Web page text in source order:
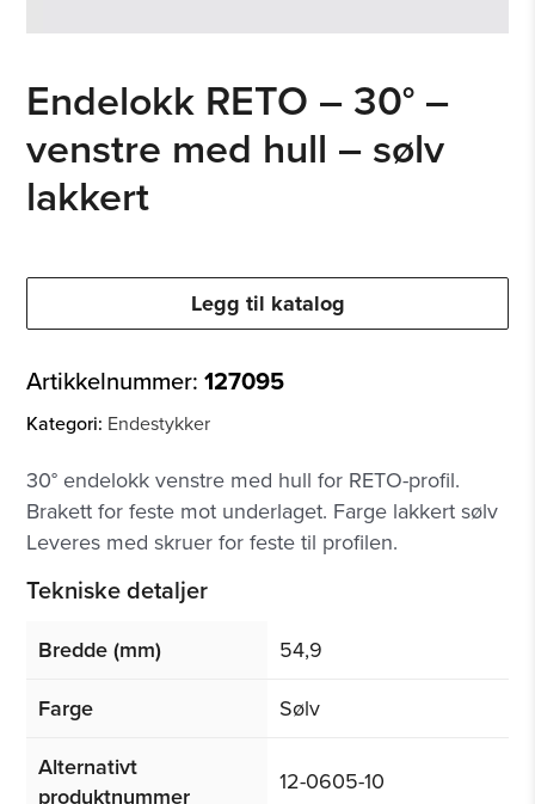
Endelokk RETO – 30° –
venstre med hull – sølv
lakkert
Legg til katalog
Artikkelnummer:127095
Kategori: Endestykker
30° endelokk venstre med hull for RETO-profil.
Brakett for feste mot underlaget. Farge lakkert sølv
Leveres med skruer for feste til profilen.
Tekniske detaljer
Bredde (mm) 54,9
Farge Sølv
Alternativt
produktnummer
12-0605-10